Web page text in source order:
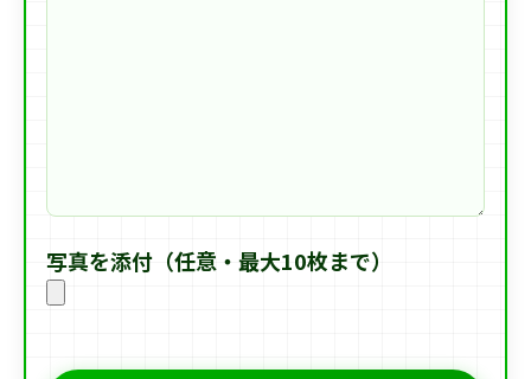
写真を添付（任意・最大10枚まで）